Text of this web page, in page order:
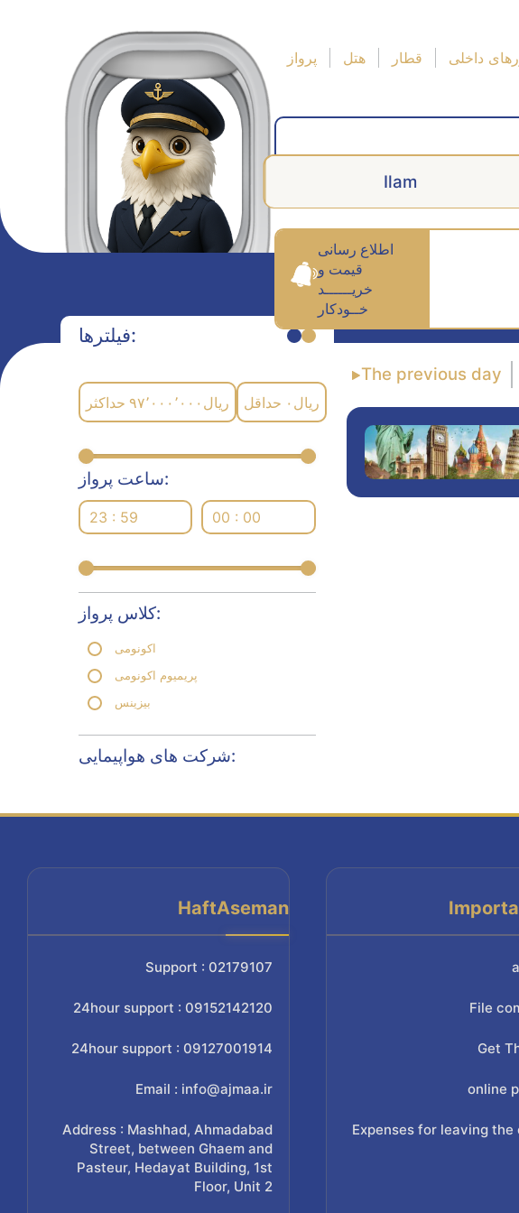
پرواز هتل قطار داخلی
Ilam
اطلاع رسانی
قیمت و
خریــــــد
خــودکار
فیلترها:
حداکثر ۹۷٬۰۰۰٬۰۰۰ ریال حداقل ۰ ریال
ساعت پرواز:
23 : 59 00 : 00
کلاس پرواز:
اکونومی
پریمیوم اکونومی
بیزینس
شرکت های هواپیمایی:
The previous day
HaftAseman
Support : 02179107
24hour support : 09152142120
24hour support : 09127001914
Email : info@ajmaa.ir
Address : Mashhad, Ahmadabad
Street, between Ghaem and
Pasteur, Hedayat Building, 1st
Floor, Unit 2
File
Get
online
Expenses for leaving the